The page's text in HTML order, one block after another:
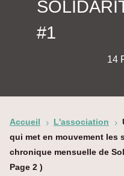
#1
14
Accueil 5 L'association 5
qui met en mouvement les
chronique mensuelle de
Page 2 )